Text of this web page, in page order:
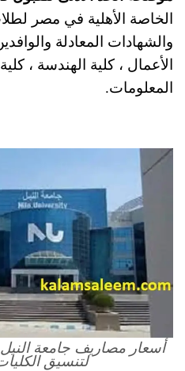
الخاصة الأهلية في مصر
والشهادات المعادلة
الأعمال ، كلية الهندسة ،
المعلومات.
لتنسيق